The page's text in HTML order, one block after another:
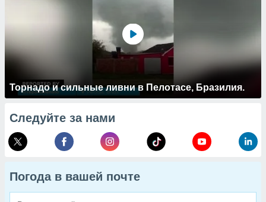
Торнадо и сильные ливни в Пелотасе, Бразилия.
Следуйте за нами
Погода в вашей почте